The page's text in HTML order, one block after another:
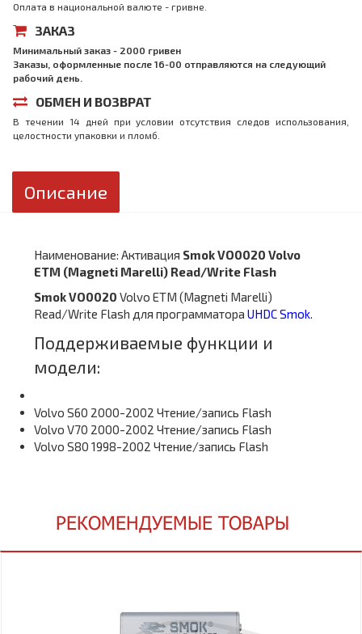
Оплата в национальной валюте - гривне.
ЗАКАЗ
Минимальный заказ - 2000 гривен
Заказы, оформленные после 16-00 отправляются на следующий
рабочий день.
ОБМЕН И ВОЗВРАТ
В течении 14 дней при условии отсутствия следов использования,
целостности упаковки и пломб.
Описание
Наименование: Активация Smok VO0020 Volvo
ETM (Magneti Marelli) Read/Write Flash
Smok VO0020 Volvo ETM (Magneti Marelli)
Read/Write Flash для программатора UHDC Smok.
Поддерживаемые функции и
модели:
Volvo S60 2000-2002 Чтение/запись Flash
Volvo V70 2000-2002 Чтение/запись Flash
Volvo S80 1998-2002 Чтение/запись Flash
РЕКОМЕНДУЕМЫЕ ТОВАРЫ